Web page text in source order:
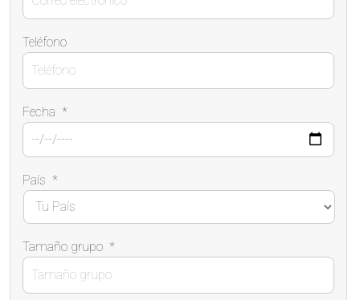
Teléfono
Fecha *
País *
Tamaño grupo *